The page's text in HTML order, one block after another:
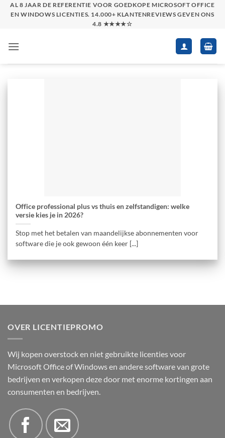
SkipAL 8 JAAR DE REFERENTIE VOOR GOEDKOPE MICROSOFT OFFICE
EN WINDOWS LICENTIES. 14.000+ KLANTENREVIEWS GEVEN ONS
4.8 ★★★★☆
Office professional plus vs thuis en zelfstandigen: welke
versie kies je in 2026?
Stop met het betalen van maandelijkse abonnementen voor
software die je ook gewoon één keer [...]
OVER LICENTIEPROMO
Wij kopen overstock en niet gebruikte licenties voor
Microsoft Office of Windows en andere software van grote
bedrijven en verkopen deze door met enorme kortingen aan
consumenten en bedrijven.